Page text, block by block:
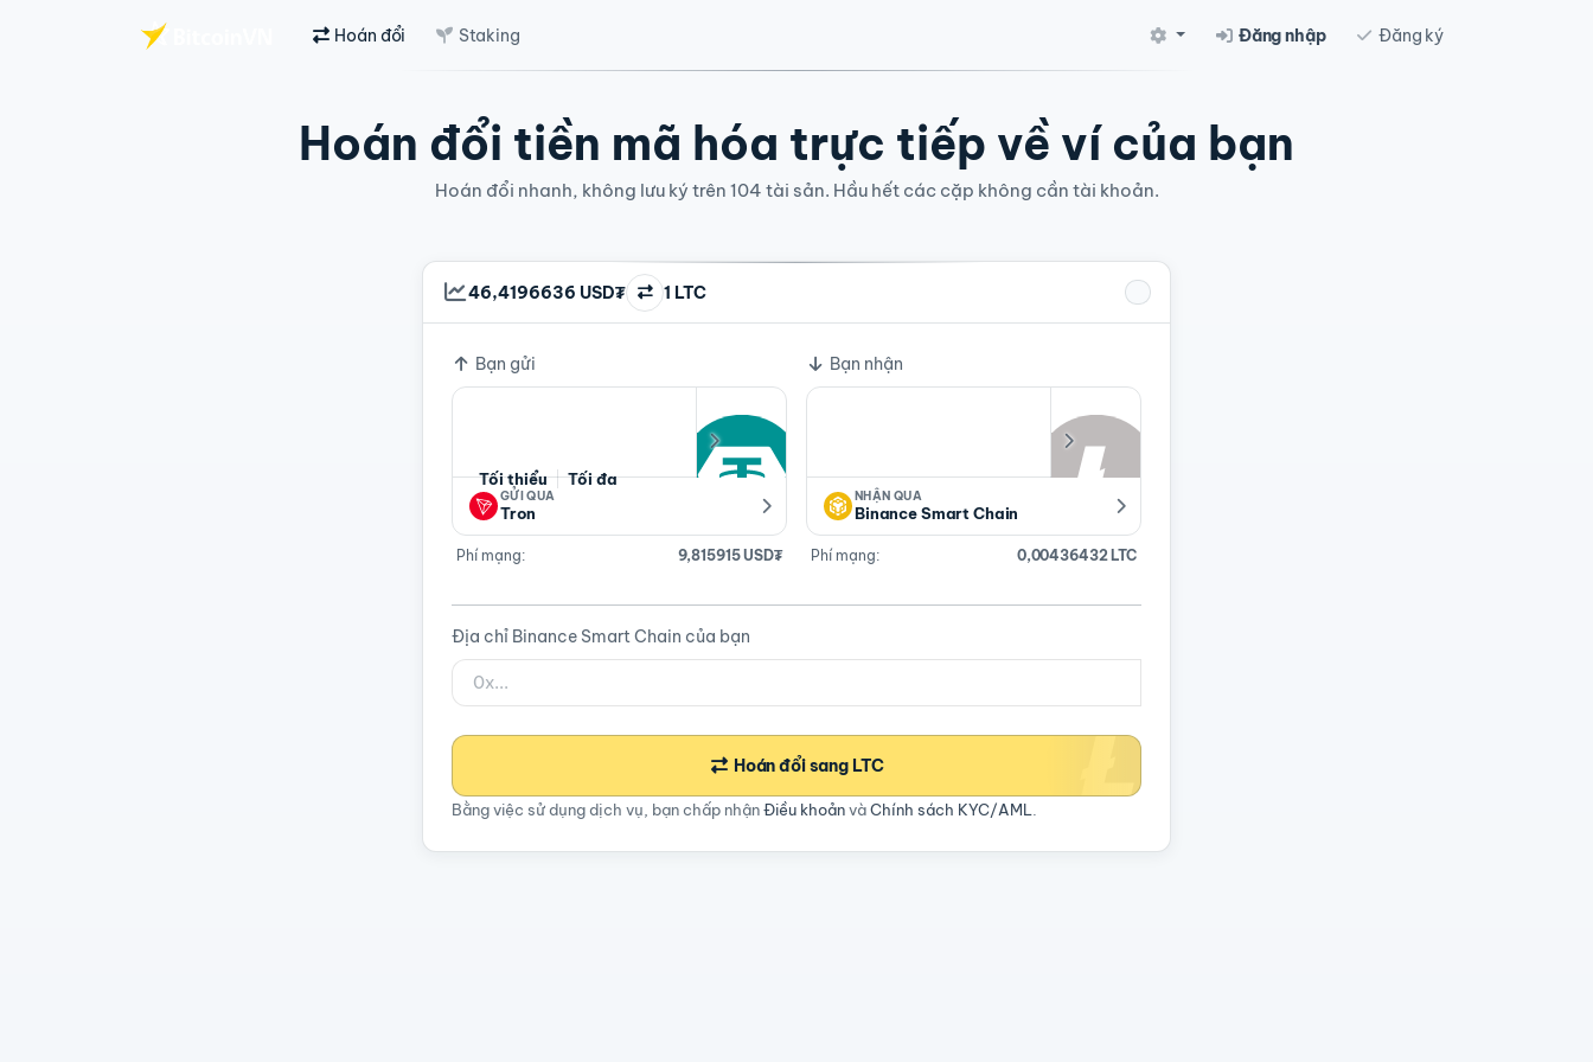
Hoán đổi Staking Đăng nhập Đăng ký
Hoán đổi tiền mã hóa trực tiếp về ví của bạn
Hoán đổi nhanh, không lưu ký trên 104 tài sản. Hầu hết các cặp không cần tài khoản.
Tỷ giá
46,4196636 USD₮ 1 LTC
Bạn gửi
Tối thiểu Tối đa
GỬI QUA
Tron
Phí mạng: 9,815915 USD₮
Bạn nhận
NHẬN QUA
Binance Smart Chain
Phí mạng: 0,00436432 LTC
Địa chỉ Binance Smart Chain của bạn
Hoán đổi sang LTC
Bằng việc sử dụng dịch vụ, bạn chấp nhậnĐiều khoảnvàChính sách KYC/AML